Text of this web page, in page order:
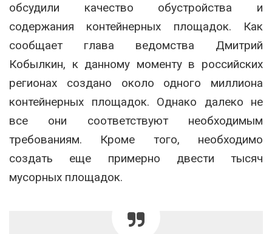
обсудили качество обустройства и
содержания контейнерных площадок. Как
сообщает глава ведомства Дмитрий
Кобылкин, к данному моменту в российских
регионах создано около одного миллиона
контейнерных площадок. Однако далеко не
все они соответствуют необходимым
требованиям. Кроме того, необходимо
создать еще примерно двести тысяч
мусорных площадок.